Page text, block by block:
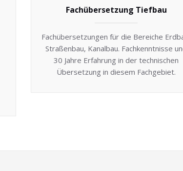
Fachübersetzung Tiefbau
Fachübersetzungen für die Bereiche
Straßenbau, Kanalbau. Fachkenntnisse
30 Jahre Erfahrung in der technischen
Übersetzung in diesem Fachgebiet.